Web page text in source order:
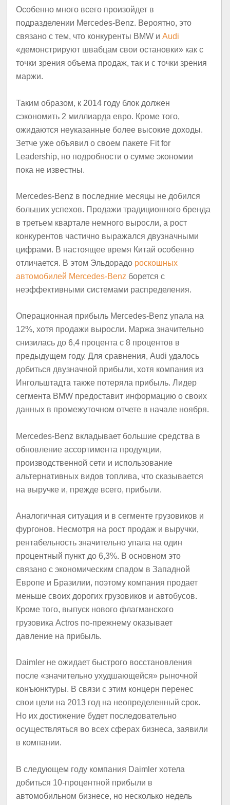
Особенно много всего произойдет в
подразделении Mercedes-Benz. Вероятно, это
связано с тем, что конкуренты BMW иAudi
«демонстрируют швабцам свои остановки» как с
точки зрения объема продаж, так и с точки зрения
маржи.
Таким образом, к 2014 году блок должен
сэкономить 2 миллиарда евро. Кроме того,
ожидаются неуказанные более высокие доходы.
Зетче уже объявил о своем пакете Fit for
Leadership, но подробности о сумме экономии
пока не известны.
Mercedes-Benz в последние месяцы не добился
больших успехов. Продажи традиционного бренда
в третьем квартале немного выросли, а рост
конкурентов частично выражался двузначными
цифрами. В настоящее время Китай особенно
отличается. В этом Эльдорадо роскошных
автомобилей Mercedes-Benz борется с
неэффективными системами распределения.
Операционная прибыль Mercedes-Benz упала на
12%, хотя продажи выросли. Маржа значительно
снизилась до 6,4 процента с 8 процентов в
предыдущем году. Для сравнения, Audi удалось
добиться двузначной прибыли, хотя компания из
Ингольштадта также потеряла прибыль. Лидер
сегмента BMW предоставит информацию о своих
данных в промежуточном отчете в начале ноября.
Mercedes-Benz вкладывает большие средства в
обновление ассортимента продукции,
производственной сети и использование
альтернативных видов топлива, что сказывается
на выручке и, прежде всего, прибыли.
Аналогичная ситуация и в сегменте грузовиков и
фургонов. Несмотря на рост продаж и выручки,
рентабельность значительно упала на один
процентный пункт до 6,3%. В основном это
связано с экономическим спадом в Западной
Европе и Бразилии, поэтому компания продает
меньше своих дорогих грузовиков и автобусов.
Кроме того, выпуск нового флагманского
грузовика Actros по-прежнему оказывает
давление на прибыль.
Daimler не ожидает быстрого восстановления
после «значительно ухудшающейся» рыночной
конъюнктуры. В связи с этим концерн перенес
свои цели на 2013 год на неопределенный срок.
Но их достижение будет последовательно
осуществляться во всех сферах бизнеса, заявили
в компании.
В следующем году компания Daimler хотела
добиться 10-процентной прибыли в
автомобильном бизнесе, но несколько недель